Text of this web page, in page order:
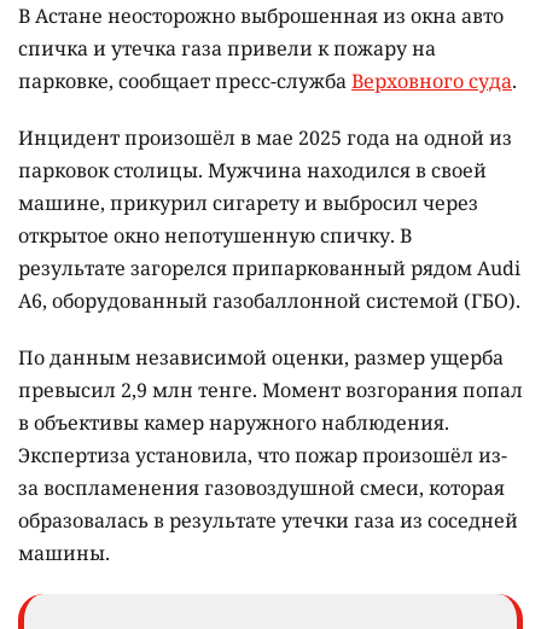
В Астане неосторожно выброшенная из окна авто
спичка и утечка газа привели к пожару на
парковке, сообщает пресс-службаВерховного суда.
Инцидент произошёл в мае 2025 года на одной из
парковок столицы. Мужчина находился в своей
машине, прикурил сигарету и выбросил через
открытое окно непотушенную спичку. В
результате загорелся припаркованный рядом Audi
A6, оборудованный газобаллонной системой (ГБО).
По данным независимой оценки, размер ущерба
превысил 2,9 млн тенге. Момент возгорания попал
в объективы камер наружного наблюдения.
Экспертиза установила, что пожар произошёл из-
за воспламенения газовоздушной смеси, которая
образовалась в результате утечки газа из соседней
машины.